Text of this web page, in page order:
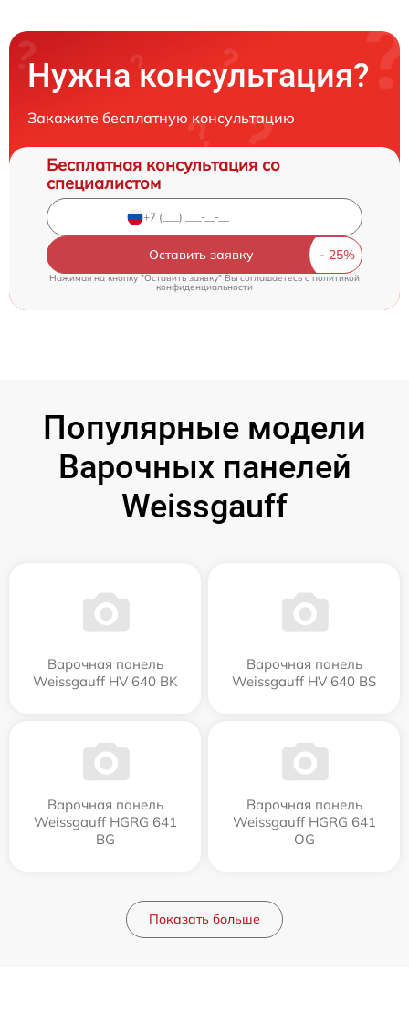
Нужна консультация?
Закажите бесплатную консультацию
Бесплатная консультация со
специалистом
Оставить заявку
Нажимая на кнопку "Оставить заявку" Вы соглашаетесь cполитикой
конфиденциальности
Популярные модели
Варочных панелей
Weissgauff
Варочная панель
Weissgauff HV 640 BK
Варочная панель
Weissgauff HV 640 BS
Варочная панель
Weissgauff HGRG 641
BG
Варочная панель
Weissgauff HGRG 641
OG
Показать больше